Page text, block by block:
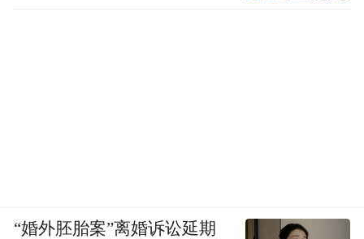
“婚外胚胎案”离婚诉讼延期